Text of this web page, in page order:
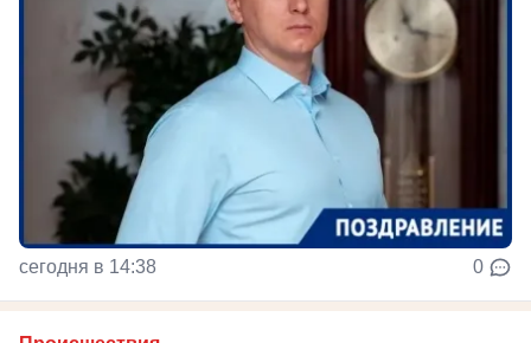
сегодня в 14:38 0